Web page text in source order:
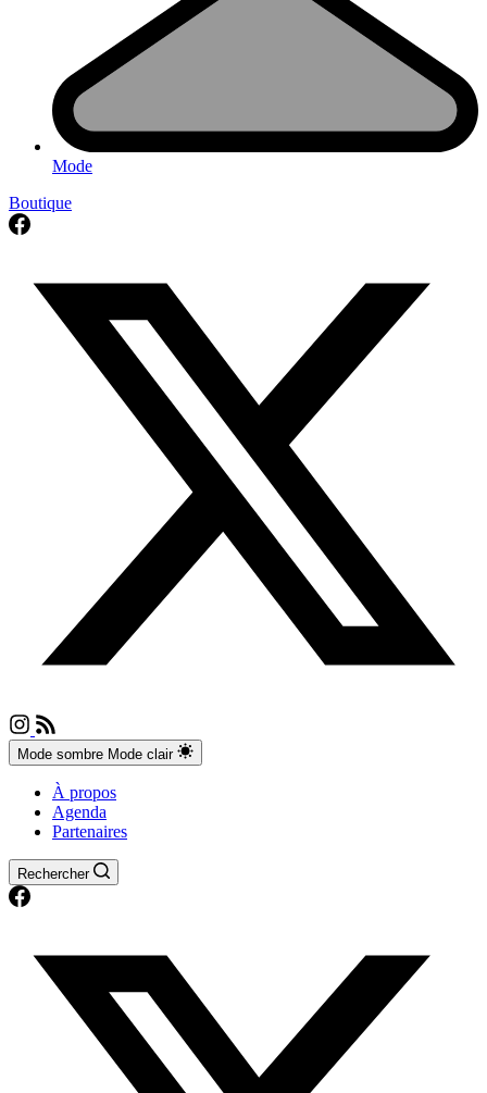
Mode
Boutique
Mode sombre Mode clair
À propos
Agenda
Partenaires
Rechercher